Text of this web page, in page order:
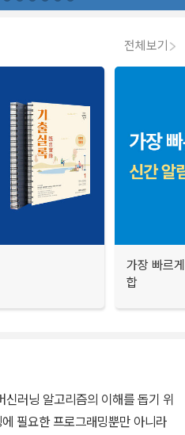
전체보기
가장 빠르
합
러닝 알고리즘의 이해를 돕기 위
필요한 프로그래밍뿐만 아니라